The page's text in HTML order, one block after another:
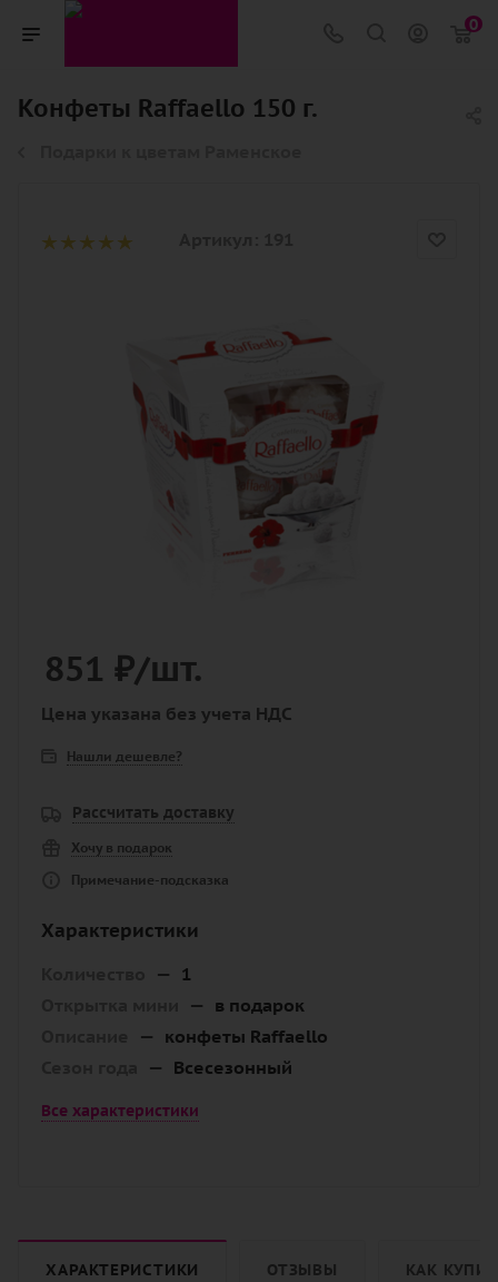
0
Конфеты Raffaello 150 г.
851 ₽/шт.
Цена указана без учета НДС
Нашли дешевле?
Рассчитать доставку
Хочу в подарок
Примечание-подсказка
Характеристики
— 1
— в подарок
— конфеты Raffaello
— Всесезонный
Все характеристики
ХАРАКТЕРИСТИКИ ОТЗЫВЫ КАК